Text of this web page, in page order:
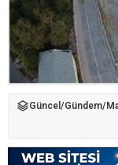
Güncel /Gündem/